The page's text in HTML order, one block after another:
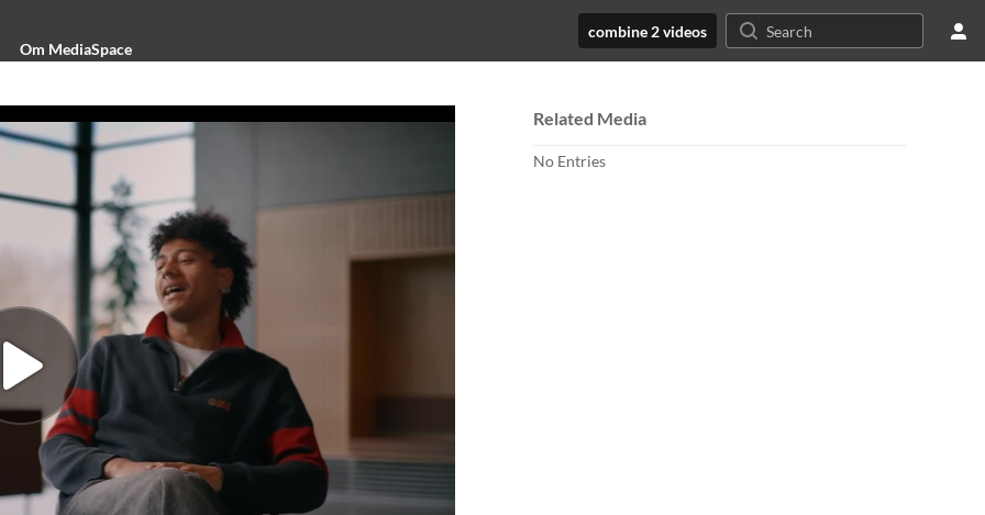
Om MediaSpace
combine 2 videos
Related Media
No Entries